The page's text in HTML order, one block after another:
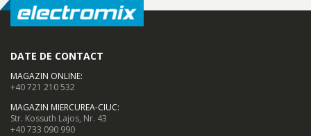
DATE DE CONTACT
MAGAZIN ONLINE:
+40 721 210 532
MAGAZIN MIERCUREA-CIUC:
Str. Kossuth Lajos, Nr. 43
+40 733 090 990